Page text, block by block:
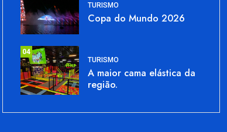
TURISMO
Copa do Mundo 2026
04
TURISMO
A maior cama elástica da
região.